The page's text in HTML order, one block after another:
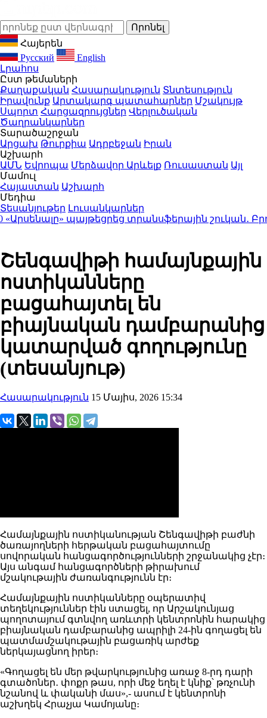
Հայերեն
Русский
English
Լրահոս
Ըստ թեմաների
Քաղաքական Հասարակություն Տնտեսություն
Իրավունք Արտակարգ պատահարներ Մշակույթ
Սպորտ Հարցազրույցներ Վերլուծական
Ծաղրանկարներ
Տարածաշրջան
Արցախ Թուրքիա Ադրբեջան Իրան
Աշխարհ
ԱՄՆ Եվրոպա Մերձավոր Արևելք Ռուսաստան Այլ
Մամուլ
Հայաստան Աշխարհ
Մեդիա
Տեսանյութեր Լուսանկարներ
պայթեցրեց տրանսֆերային շուկան․ Բրունո
Շենգավիթի համայնքային
ոստիկանները
բացահայտել են
բիայնական դամբարանից
կատարված գողությունը
(տեսանյութ)
Հասարակություն 15 Մայիս, 2026 15:34
Համայնքային ոստիկանության Շենգավիթի բաժնի
ծառայողների հերթական բացահայտումը
սովորական հանցագործությունների շրջանակից չէր։
Այս անգամ հանցագործների թիրախում
մշակութային ժառանգությունն էր։
Համայնքային ոստիկանները օպերատիվ
տեղեկություններ էին ստացել, որ Արշակունյաց
պողոտայում գտնվող առևտրի կենտրոնին հարակից
բիայնական դամբարանից ապրիլի 24-ին գողացել են
պատմամշակութային բացառիկ արժեք
ներկայացնող իրեր։
«Գողացել են մեր թվարկությունից առաջ 8-րդ դարի
գտածոներ․ փոքր թաս, որի մեջ եղել է կնիք՝ թռչունի
նշանով և փականի մաս»,- ասում է կենտրոնի
աշխղեկ Հրաչյա Կամոյանը։